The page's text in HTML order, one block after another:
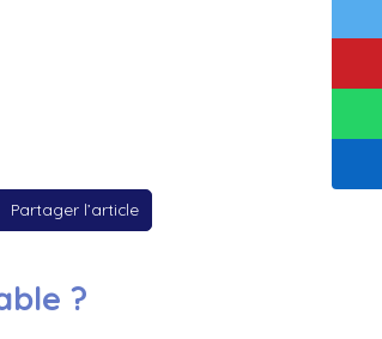
Partager l’article
?